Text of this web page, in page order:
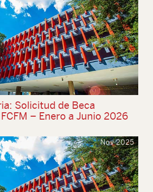
Solicitud de Beca
– Enero a Junio 2026
Nov 2025